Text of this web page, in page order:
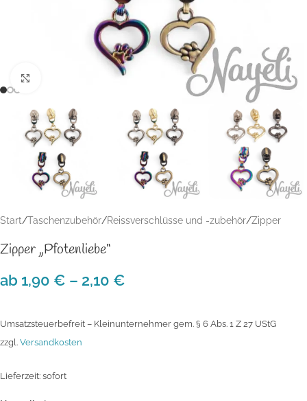
Klick zum Vergrößern
Start/Taschenzubehör/Reissverschlüsse und -zubehör/Zipper
Zipper „Pfotenliebe“
ab 1,90 € – 2,10 €
Umsatzsteuerbefreit – Kleinunternehmer gem. § 6 Abs. 1 Z 27 UStG
zzgl. Versandkosten
Lieferzeit: sofort